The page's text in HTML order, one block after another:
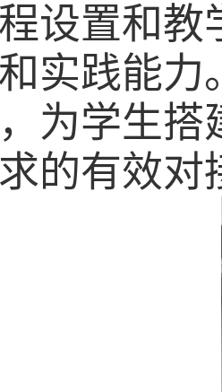
设置和教
实践能力
为学生搭
的有效对